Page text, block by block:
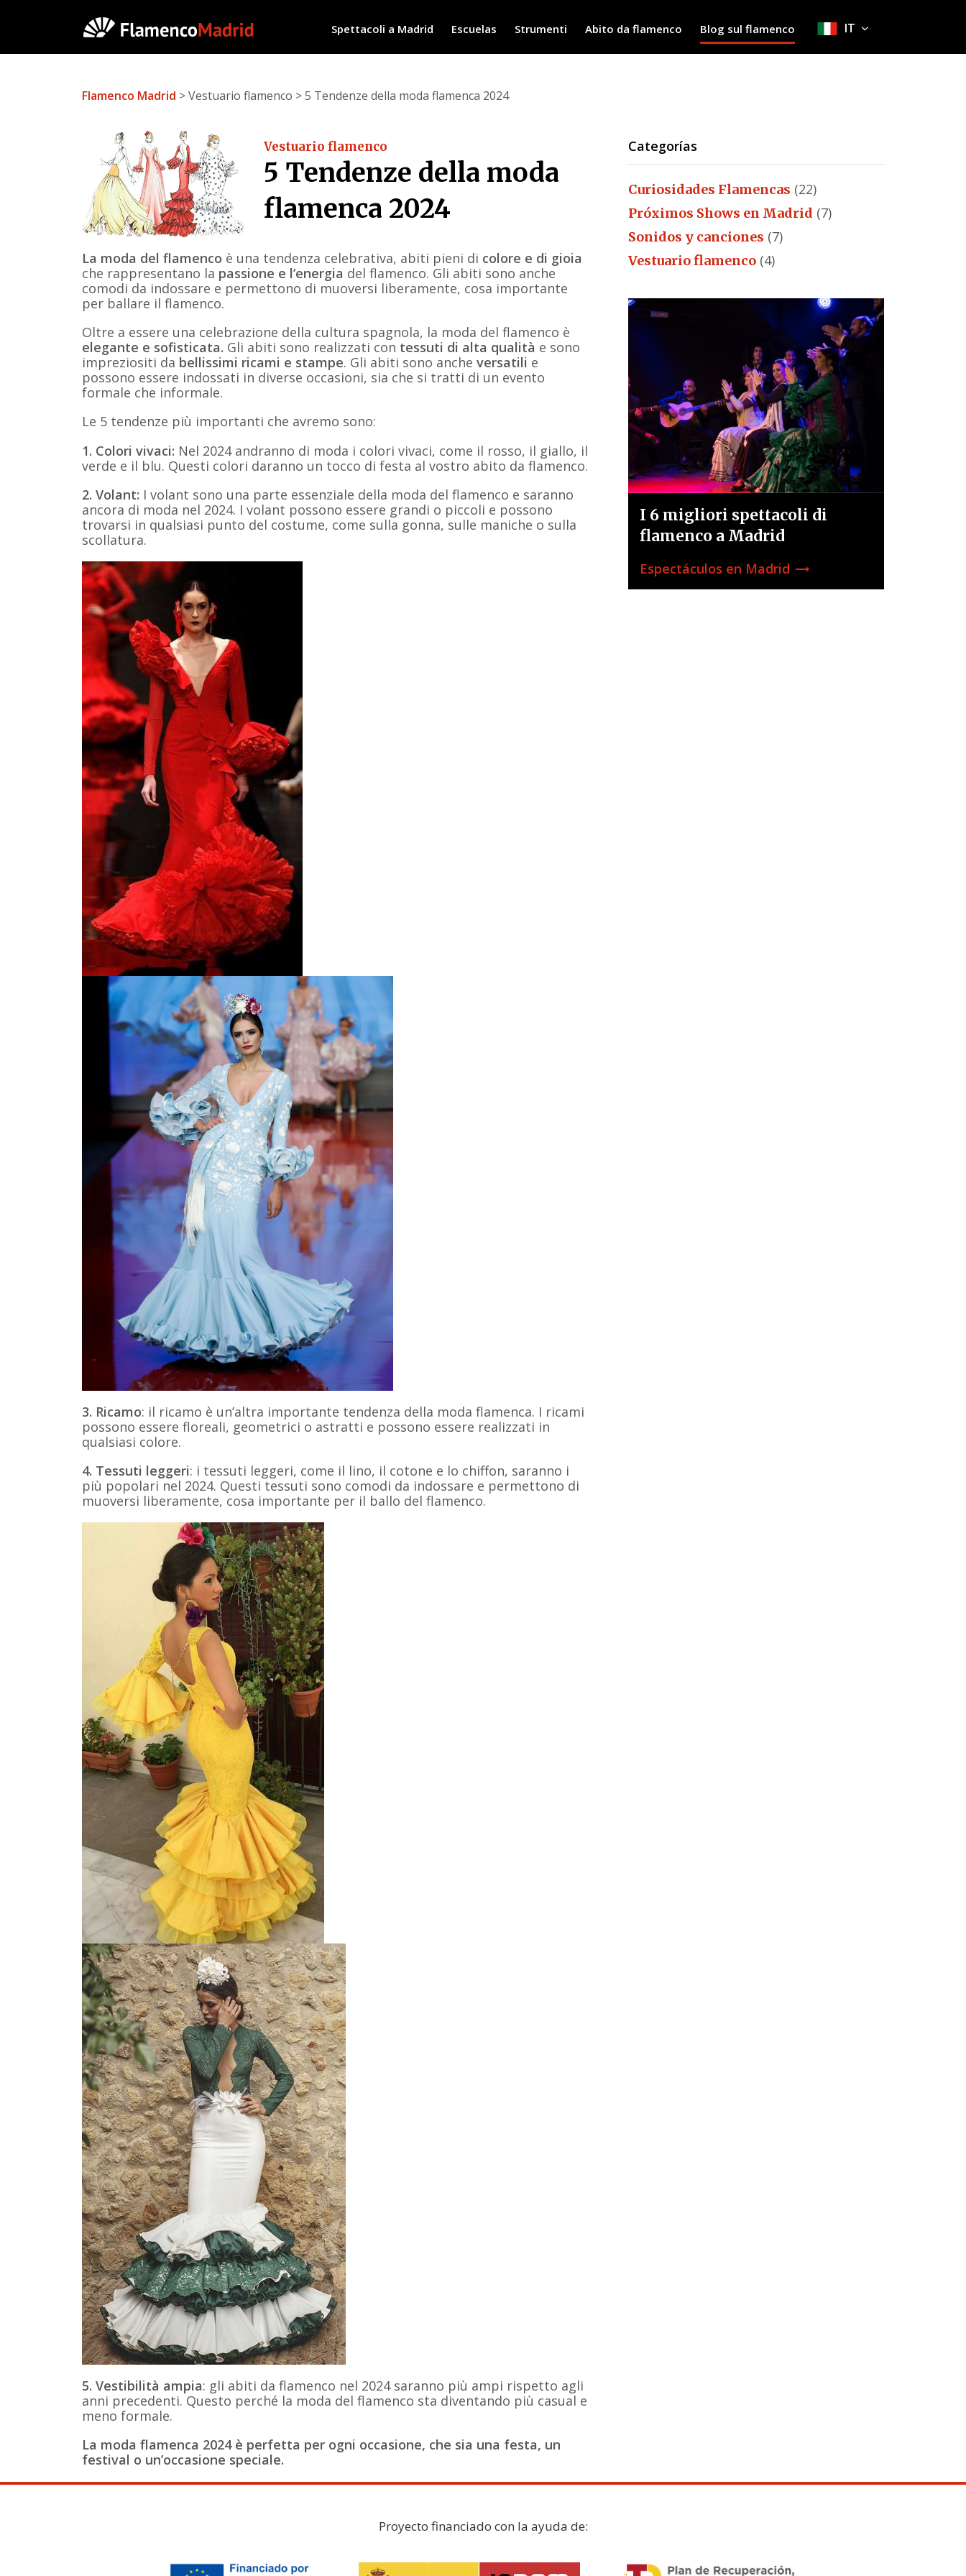
Spettacoli a Madrid Escuelas Strumenti Abito da flamenco Blog sul flamenco IT
Flamenco Madrid > Vestuario flamenco > 5 Tendenze della moda flamenca 2024
Vestuario flamenco
5 Tendenze della moda
flamenca 2024
La moda del flamenco è una tendenza celebrativa, abiti pieni di colore e di gioia
che rappresentano la passione e l’energia del flamenco. Gli abiti sono anche
comodi da indossare e permettono di muoversi liberamente, cosa importante
per ballare il flamenco.
Oltre a essere una celebrazione della cultura spagnola, la moda del flamenco è
elegante e sofisticata. Gli abiti sono realizzati con tessuti di alta qualità e sono
impreziositi da bellissimi ricami e stampe. Gli abiti sono anche versatili e
possono essere indossati in diverse occasioni, sia che si tratti di un evento
formale che informale.
Le 5 tendenze più importanti che avremo sono:
1. Colori vivaci: Nel 2024 andranno di moda i colori vivaci, come il rosso, il giallo, il
verde e il blu. Questi colori daranno un tocco di festa al vostro abito da flamenco.
2. Volant: I volant sono una parte essenziale della moda del flamenco e saranno
ancora di moda nel 2024. I volant possono essere grandi o piccoli e possono
trovarsi in qualsiasi punto del costume, come sulla gonna, sulle maniche o sulla
scollatura.
3. Ricamo: il ricamo è un’altra importante tendenza della moda flamenca. I ricami
possono essere floreali, geometrici o astratti e possono essere realizzati in
qualsiasi colore.
4. Tessuti leggeri: i tessuti leggeri, come il lino, il cotone e lo chiffon, saranno i
più popolari nel 2024. Questi tessuti sono comodi da indossare e permettono di
muoversi liberamente, cosa importante per il ballo del flamenco.
5. Vestibilità ampia: gli abiti da flamenco nel 2024 saranno più ampi rispetto agli
anni precedenti. Questo perché la moda del flamenco sta diventando più casual e
meno formale.
La moda flamenca 2024 è perfetta per ogni occasione, che sia una festa, un
festival o un’occasione speciale.
Categorías
Curiosidades Flamencas (22)
Próximos Shows en Madrid (7)
Sonidos y canciones (7)
Vestuario flamenco (4)
I 6 migliori spettacoli di
flamenco a Madrid
Espectáculos en Madrid trending_flat
Proyecto financiado con la ayuda de: